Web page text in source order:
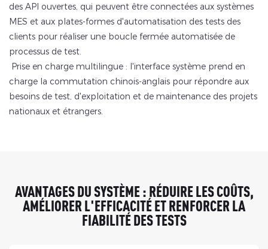
des API ouvertes, qui peuvent être connectées aux systèmes
MES et aux plates-formes d'automatisation des tests des
clients pour réaliser une boucle fermée automatisée de
processus de test.
Prise en charge multilingue : l'interface système prend en
charge la commutation chinois-anglais pour répondre aux
besoins de test, d'exploitation et de maintenance des projets
nationaux et étrangers.
AVANTAGES DU SYSTÈME : RÉDUIRE LES COÛTS,
AMÉLIORER L'EFFICACITÉ ET RENFORCER LA
FIABILITÉ DES TESTS